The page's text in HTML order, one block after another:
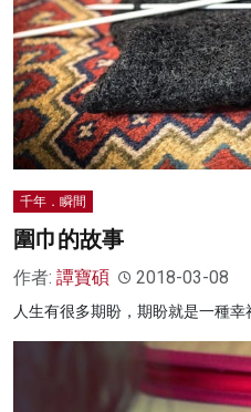
千年．瞬間
圍巾的故事
作者: 譚寶碩 2018-03-08
人生有很多期盼，期盼就是一種幸